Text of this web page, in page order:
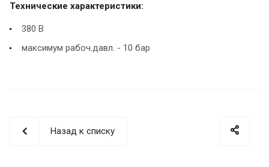
Технические характеристики:
380 В
максимум рабоч.давл. - 10 бар
Назад к списку